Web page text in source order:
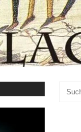
Suchen
nach: